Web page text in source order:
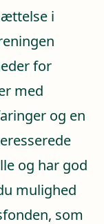
i
for
med
og en
og har god
mulighed
som